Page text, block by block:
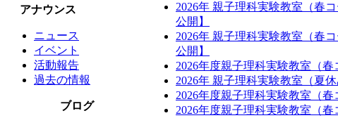
アナウンス
ニュース
イベント
活動報告
過去の情報
ブログ
2026年 親子理科実験教室（春
公開】
2026年 親子理科実験教室（春
公開】
2026年度親子理科実験教室（
2026年 親子理科実験教室（夏
2026年度親子理科実験教室（
2026年度親子理科実験教室（